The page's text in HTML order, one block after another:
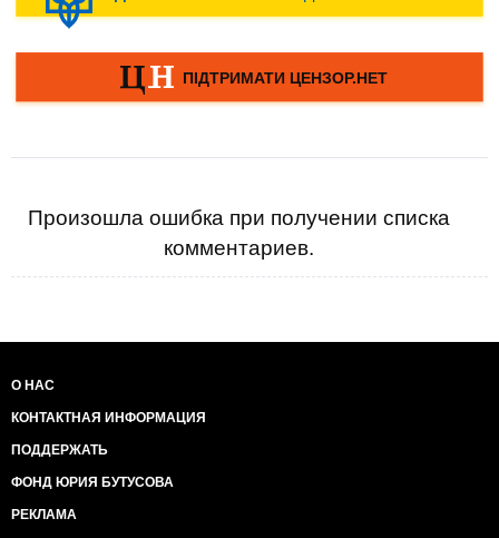
Произошла ошибка при получении списка
комментариев.
О НАС
КОНТАКТНАЯ ИНФОРМАЦИЯ
ПОДДЕРЖАТЬ
ФОНД ЮРИЯ БУТУСОВА
РЕКЛАМА